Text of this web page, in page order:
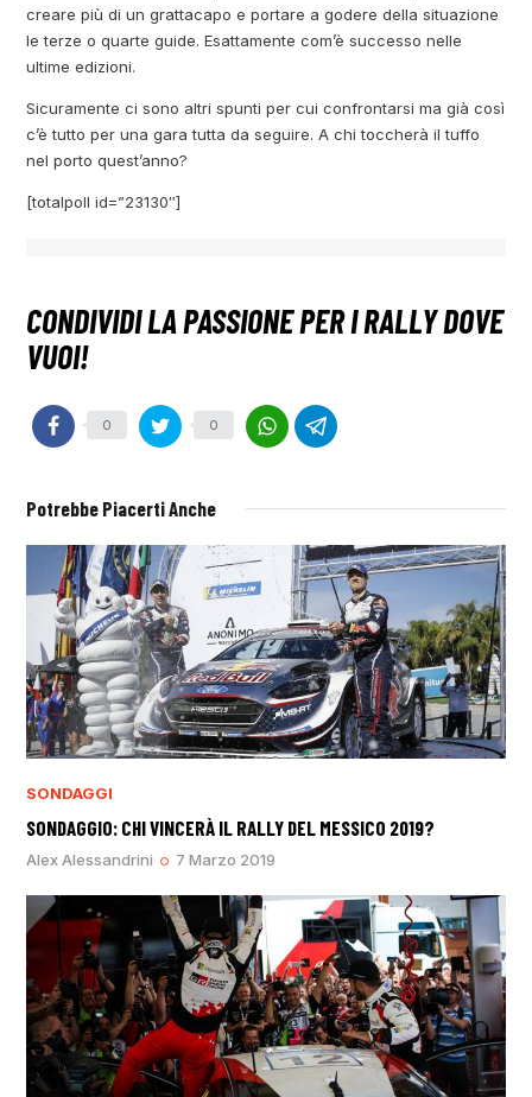
creare più di un grattacapo e portare a godere della situazione
le terze o quarte guide. Esattamente com’è successo nelle
ultime edizioni.
Sicuramente ci sono altri spunti per cui confrontarsi ma già così
c’è tutto per una gara tutta da seguire. A chi toccherà il tuffo
nel porto quest’anno?
[totalpoll id=”23130″]
0 0
Potrebbe Piacerti Anche
SONDAGGI
SONDAGGIO: CHI VINCERÀ IL RALLY DEL MESSICO 2019?
Alex Alessandrini 7 Marzo 2019